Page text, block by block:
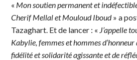
« Mon soutien permanent et
Cherif Mellal et Mouloud Iboud» a
Tazaghart. Et de lancer : « J’appelle
Kabylie, femmes et hommes
fidélité et solidarité agissante et de